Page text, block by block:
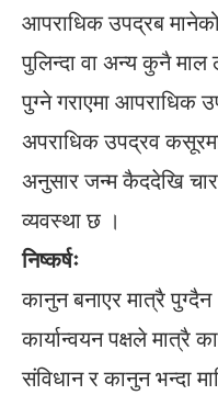
आपराधिक उपद्रब
पुलिन्दा वा अन्य कुनै माल
पुग्ने गराएमा आपराधिक
अपराधिक उपद्रव
अनुसार जन्म कैददेखि चार
व्यवस्था छ ।
निष्कर्षः
कानुन बनाएर मात्रै
कार्यान्वयन पक्षले मात्रै
संविधान र कानुन भन्दा